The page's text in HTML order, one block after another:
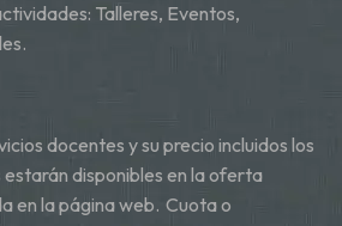
Talleres, Eventos,
docentes y su precio incluidos los
disponibles en la oferta
en la página web. Cuota o